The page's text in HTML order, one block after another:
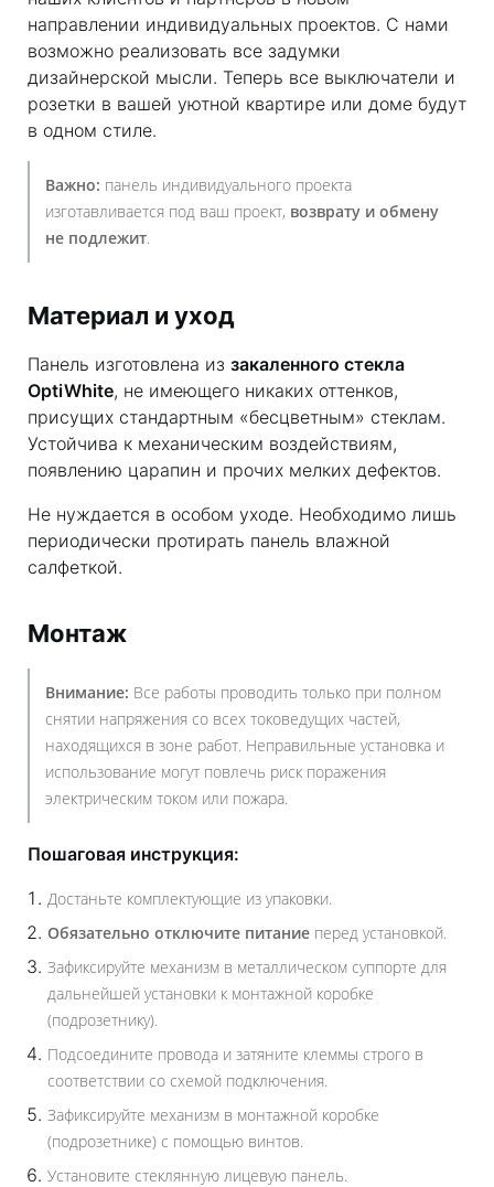
направлении индивидуальных проектов. С нами
возможно реализовать все задумки
дизайнерской мысли. Теперь все выключатели и
розетки в вашей уютной квартире или доме будут
в одном стиле.
Важно: панель индивидуального проекта
изготавливается под ваш проект, возврату и обмену
не подлежит.
Материал и уход
Панель изготовлена из закаленного стекла
OptiWhite, не имеющего никаких оттенков,
присущих стандартным «бесцветным» стеклам.
Устойчива к механическим воздействиям,
появлению царапин и прочих мелких дефектов.
Не нуждается в особом уходе. Необходимо лишь
периодически протирать панель влажной
салфеткой.
Монтаж
Внимание: Все работы проводить только при полном
снятии напряжения со всех токоведущих частей,
находящихся в зоне работ. Неправильные установка и
использование могут повлечь риск поражения
электрическим током или пожара.
Пошаговая инструкция:
Достаньте комплектующие из упаковки.
Обязательно отключите питание перед установкой.
Зафиксируйте механизм в металлическом суппорте для
дальнейшей установки к монтажной коробке
(подрозетнику).
Подсоедините провода и затяните клеммы строго в
соответствии со схемой подключения.
Зафиксируйте механизм в монтажной коробке
(подрозетнике) с помощью винтов.
Установите стеклянную лицевую панель.